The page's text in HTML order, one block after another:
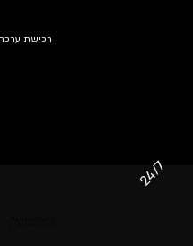
רכישת
24/7